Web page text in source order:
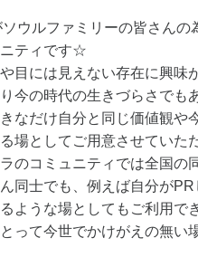
ソウルファミリーの皆さんの
ニティです☆
目には見えない存在に興味
今の時代の生きづらさでも
なだけ自分と同じ価値観や
場としてご用意させていた
のコミュニティでは全国の
同士でも、例えば自分が
ような場としてもご利用で
って今世でかけがえの無